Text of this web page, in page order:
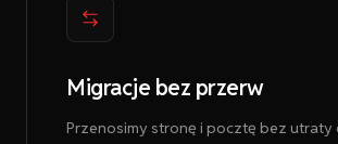
Migracje bez przerw
Przenosimy stronę i pocztę bez utraty